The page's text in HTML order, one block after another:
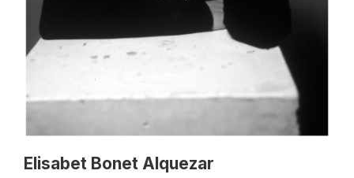
Elisabet Bonet Alquezar